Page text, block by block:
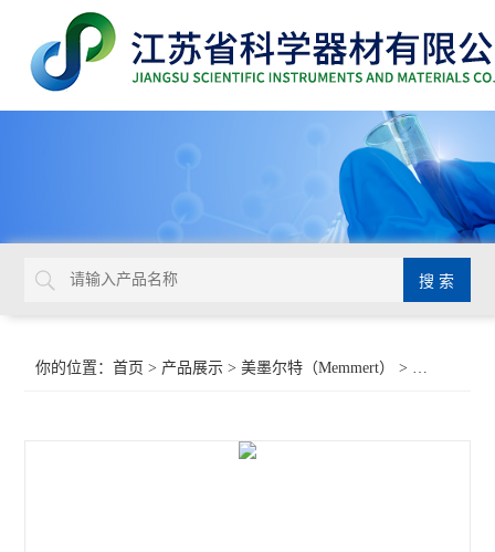
你的位置：首页 > 产品展示 >美墨尔特（Memmert） > 低温培养箱